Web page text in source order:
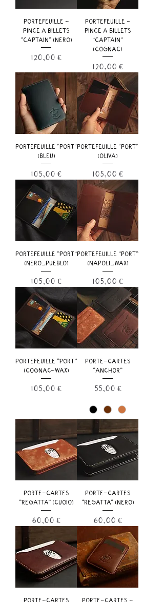
PORTEFEUILLE -
PINCE À BILLETS
"CAPTAIN" (NERO)
Prix
120,00 €
PORTEFEUILLE -
PINCE À BILLETS
"CAPTAIN"
(COGNAC)
Prix
120,00 €
PORTEFEUILLE "PORT"
(BLEU)
Prix
105,00 €
PORTEFEUILLE "PORT"
(OLIVA)
Prix
105,00 €
PORTEFEUILLE "PORT"
(NERO_PUEBLO)
Prix
105,00 €
PORTEFEUILLE "PORT"
(NAPOLI_WAX)
Prix
105,00 €
PORTEFEUILLE "PORT"
(COGNAC-WAX)
Prix
105,00 €
PORTE-CARTES
"ANCHOR"
Prix
55,00 €
PORTE-CARTES
"REGATTA" (CUOIO)
Prix
60,00 €
PORTE-CARTES
"REGATTA" (NERO)
Prix
60,00 €
PORTE-CARTES
PORTE-CARTES -